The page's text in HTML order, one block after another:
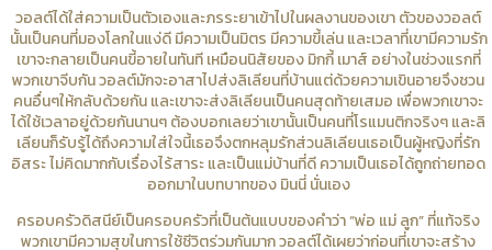
วอลต์ได้ใส่ความเป็นตัวเองและภรระยาเข้าไปในผลงานของเขา ตัวของวอลต์
นั้นเป็นคนที่มองโลกในแง่ดี มีความเป็นมิตร มีความขี้เล่น และเวลาที่เขามีความรัก
เขาจะกลายเป็นคนขี้อายในทันที เหมือนนิสัยของ มิกกี้ เมาส์ อย่างในช่วงแรกที่
พวกเขาจีบกัน วอลต์มักจะอาสาไปส่งลิเลียนที่บ้านแต่ด้วยความเขินอายจึงชวน
คนอื่นๆให้กลับด้วยกัน และเขาจะส่งลิเลียนเป็นคนสุดท้ายเสมอ เพื่อพวกเขาจะ
ได้ใช้เวลาอยู่ด้วยกันนานๆ ต้องบอกเลยว่าเขานั้นเป็นคนที่โรแมนติกจริงๆ และลิ
เลียนก็รับรู้ได้ถึงความใส่ใจนี้เธอจึงตกหลุมรักส่วนลิเลียนเธอเป็นผู้หญิงที่รัก
อิสระ ไม่คิดมากกับเรื่องไร้สาระ และเป็นแม่บ้านที่ดี ความเป็นเธอได้ถูกถ่ายทอด
ออกมาในบทบาทของ มินนี่ นั่นเอง
ครอบครัวดิสนีย์เป็นครอบครัวที่เป็นต้นแบบของคำว่า “พ่อ แม่ ลูก” ที่แท้จริง
พวกเขามีความสุขในการใช้ชีวิตร่วมกันมาก วอลต์ได้เผยว่าก่อนที่เขาจะสร้าง